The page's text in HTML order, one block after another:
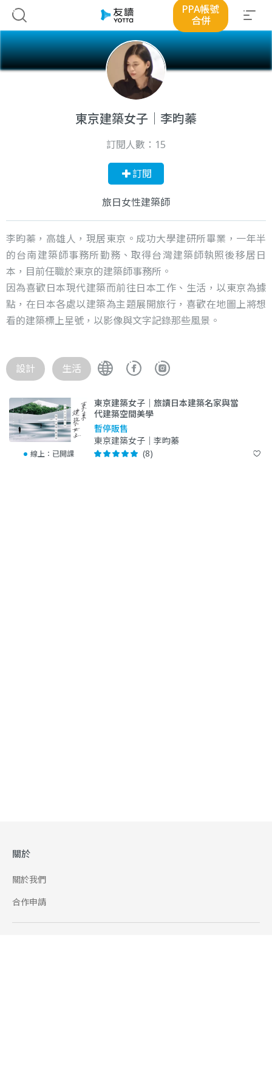
PPA帳號
合併
東京建築女子｜李昀蓁
訂閱人數： 15
訂閱
旅日女性建築師
李昀蓁，高雄人，現居東京。成功大學建研所畢業，一年半
的台南建築師事務所勤務、取得台灣建築師執照後移居日
本，目前任職於東京的建築師事務所。
因為喜歡日本現代建築而前往日本工作、生活，以東京為據
點，在日本各處以建築為主題展開旅行，喜歡在地圖上將想
看的建築標上星號，以影像與文字記錄那些風景。
設計 生活
線上： 已開課
東京建築女子｜旅讀日本建築名家與當
代建築空間美學
暫停販售
東京建築女子｜李昀蓁
(8)
關於
關於我們
合作申請